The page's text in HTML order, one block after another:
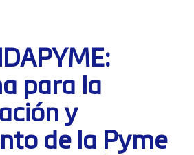
para la
y
de la Pyme